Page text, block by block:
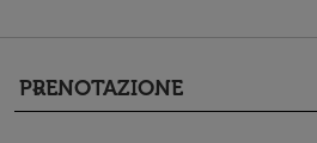
PRENOTAZIONE
keyboard_arrow_down